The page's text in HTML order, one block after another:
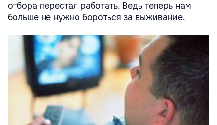
отбора перестал работать. Ведь теперь нам
больше не нужно бороться за выживание.